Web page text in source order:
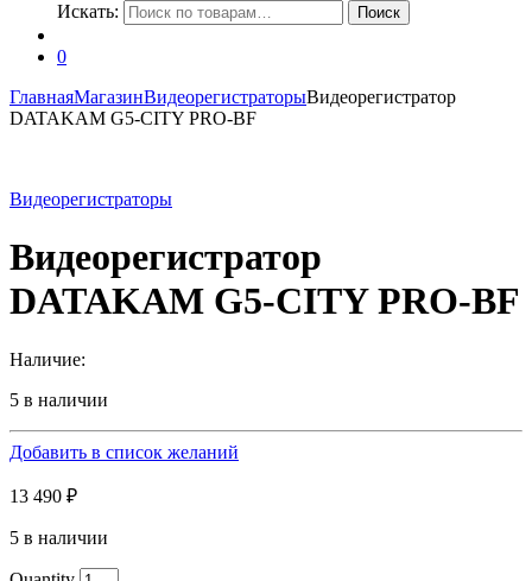
Искать:
Поиск
0
ГлавнаяМагазинВидеорегистраторыВидеорегистратор
DATAKAM G5-CITY PRO-BF
Видеорегистраторы
Видеорегистратор
DATAKAM G5-CITY PRO-BF
Наличие:
5 в наличии
Добавить в список желаний
13 490 ₽
5 в наличии